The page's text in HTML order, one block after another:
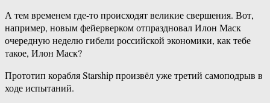
А тем временем где-то происходят великие свершения. Вот,
например, новым фейерверком отпраздновал Илон Маск
очередную неделю гибели российской экономики, как тебе
такое, Илон Маск?
Прототип корабля Starship произвёл уже третий самоподрыв в
ходе испытаний.